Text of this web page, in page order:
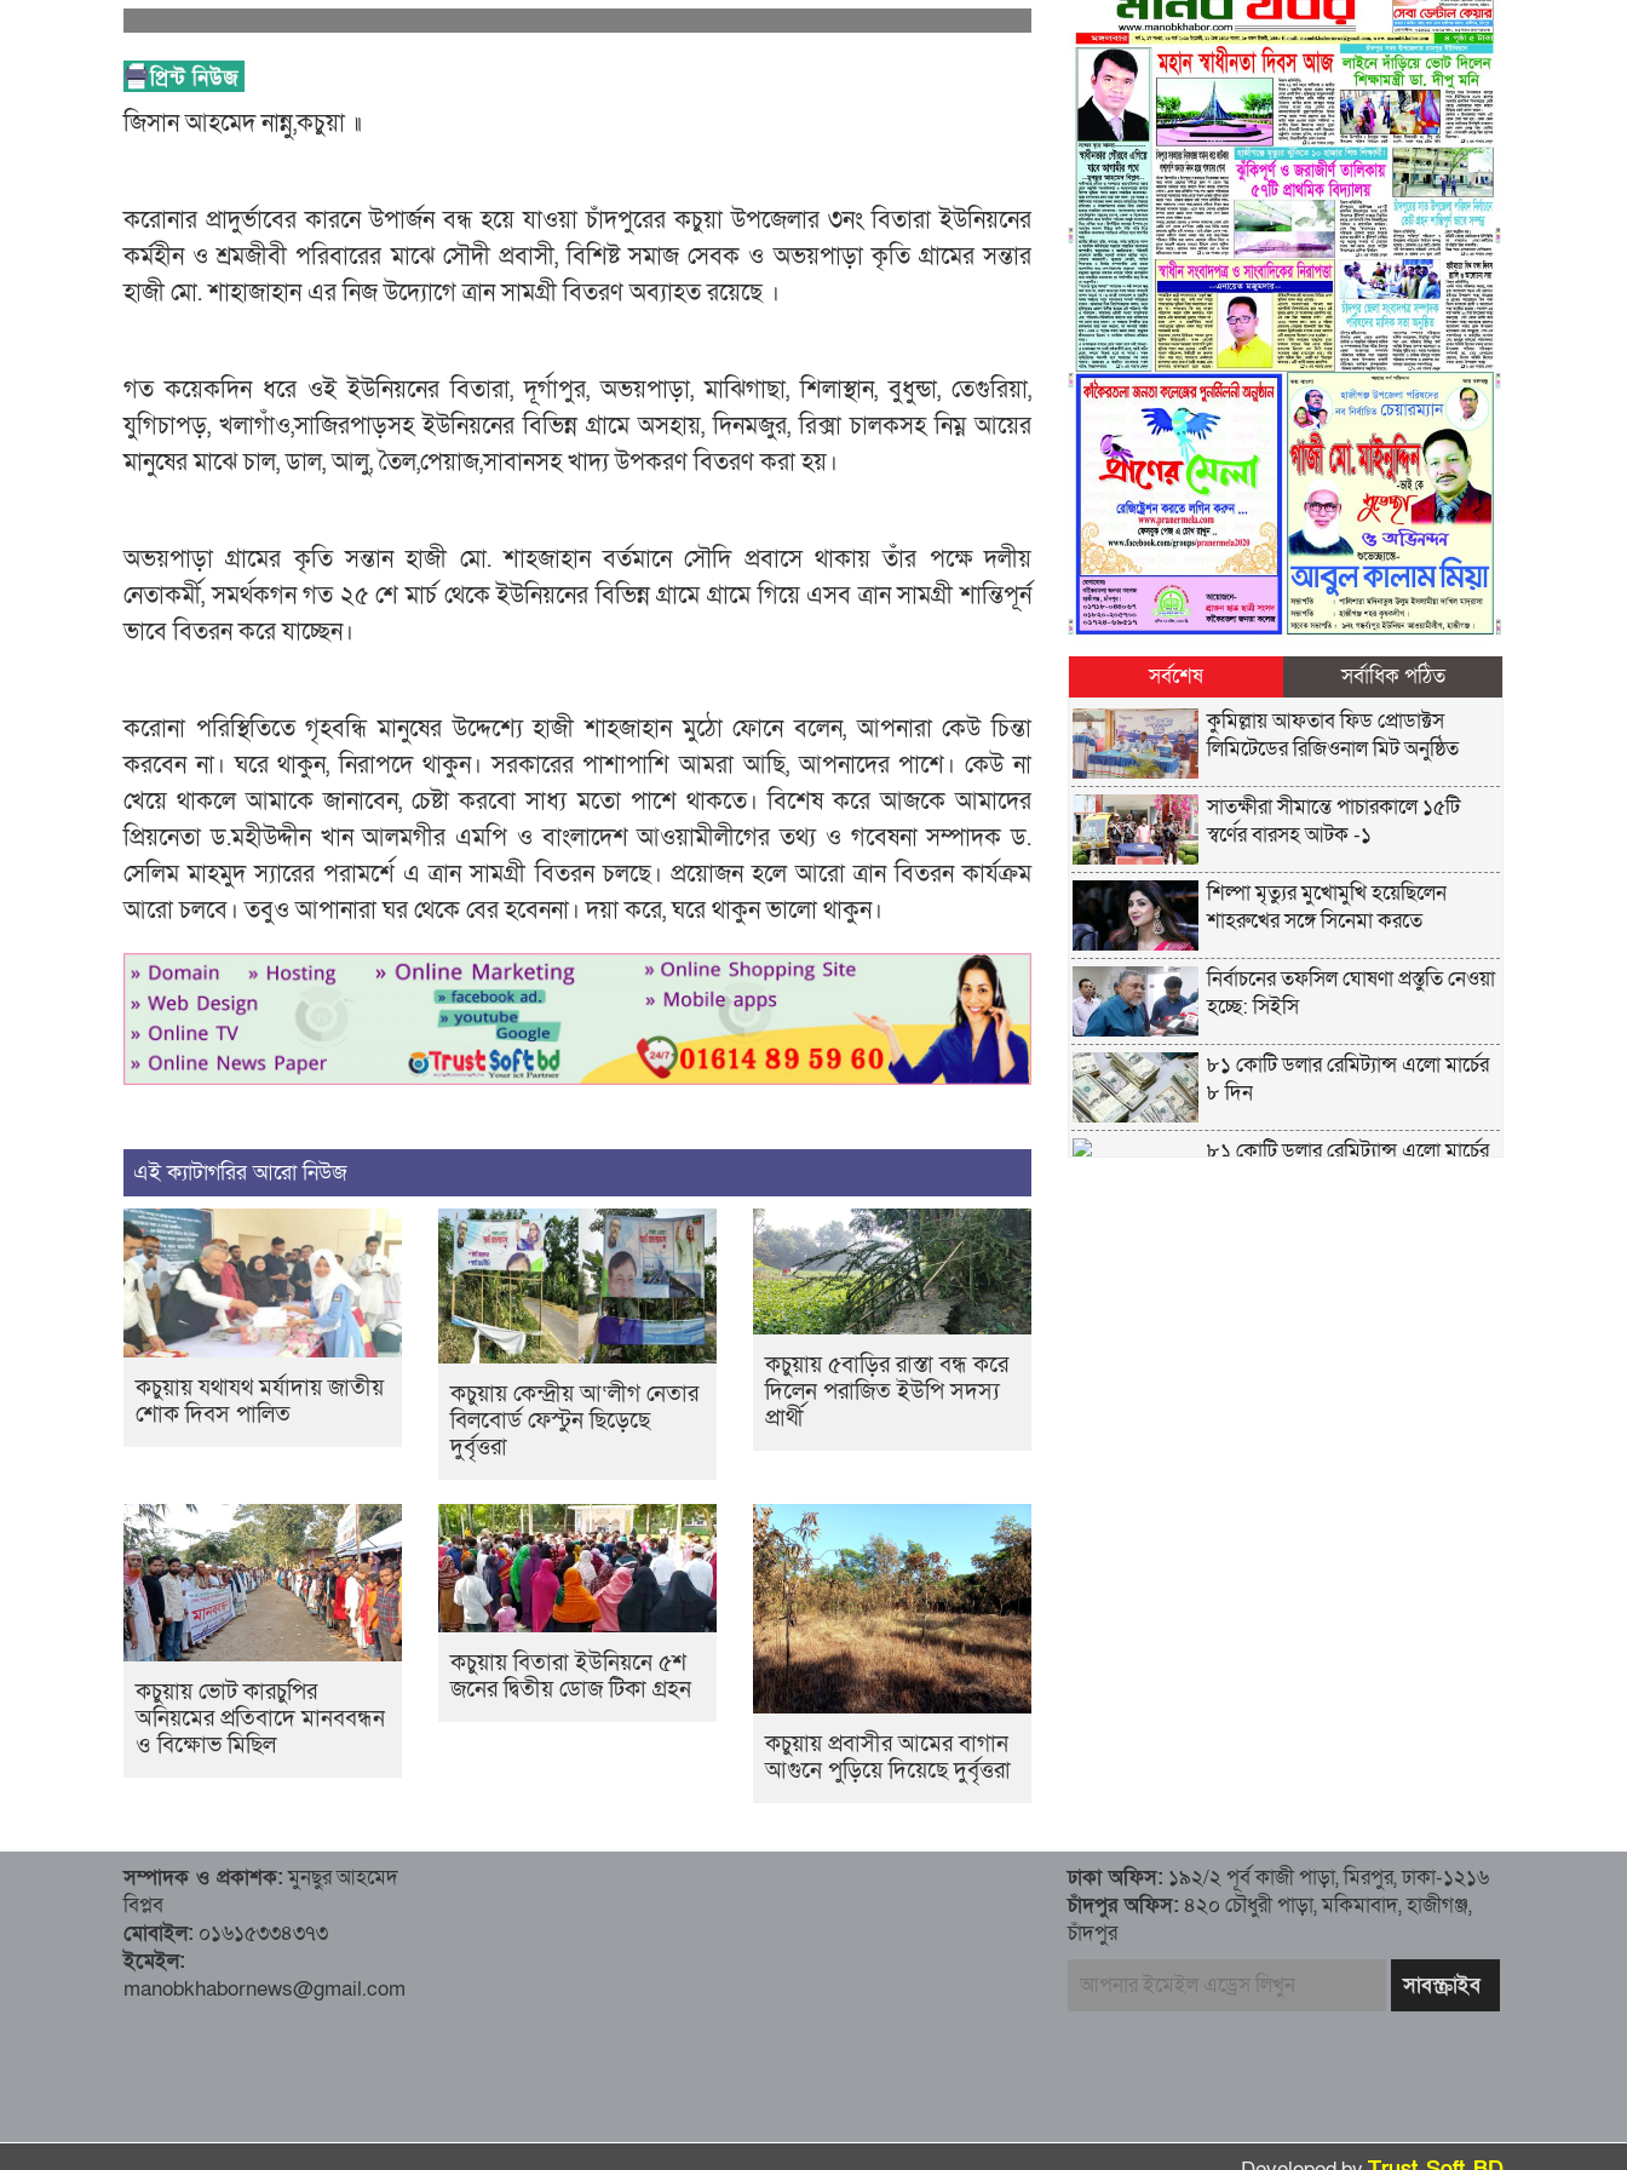
জিসান আহমেদ নান্নু,কচুয়া ॥
করোনার প্রাদুর্ভাবের কারনে উপার্জন বন্ধ হয়ে যাওয়া চাঁদপুরের কচুয়া উপজেলার ৩নং বিতারা ইউনিয়নের
কর্মহীন ও শ্রমজীবী পরিবারের মাঝে সৌদী প্রবাসী, বিশিষ্ট সমাজ সেবক ও অভয়পাড়া কৃতি গ্রামের সন্তার
হাজী মো. শাহাজাহান এর নিজ উদ্যোগে ত্রান সামগ্রী বিতরণ অব্যাহত রয়েছে ।
গত কয়েকদিন ধরে ওই ইউনিয়নের বিতারা, দূর্গাপুর, অভয়পাড়া, মাঝিগাছা, শিলাস্থান, বুধুন্ডা, তেগুরিয়া,
যুগিচাপড়, খলাগাঁও,সাজিরপাড়সহ ইউনিয়নের বিভিন্ন গ্রামে অসহায়, দিনমজুর, রিক্সা চালকসহ নিম্ন আয়ের
মানুষের মাঝে চাল, ডাল, আলু, তৈল,পেয়াজ,সাবানসহ খাদ্য উপকরণ বিতরণ করা হয়।
অভয়পাড়া গ্রামের কৃতি সন্তান হাজী মো. শাহজাহান বর্তমানে সৌদি প্রবাসে থাকায় তাঁর পক্ষে দলীয়
নেতাকর্মী, সমর্থকগন গত ২৫ শে মার্চ থেকে ইউনিয়নের বিভিন্ন গ্রামে গ্রামে গিয়ে এসব ত্রান সামগ্রী শান্তিপূর্ন
ভাবে বিতরন করে যাচ্ছেন।
করোনা পরিস্থিতিতে গৃহবন্ধি মানুষের উদ্দেশ্যে হাজী শাহজাহান মুঠো ফোনে বলেন, আপনারা কেউ চিন্তা
করবেন না। ঘরে থাকুন, নিরাপদে থাকুন। সরকারের পাশাপাশি আমরা আছি, আপনাদের পাশে। কেউ না
খেয়ে থাকলে আমাকে জানাবেন, চেষ্টা করবো সাধ্য মতো পাশে থাকতে। বিশেষ করে আজকে আমাদের
প্রিয়নেতা ড.মহীউদ্দীন খান আলমগীর এমপি ও বাংলাদেশ আওয়ামীলীগের তথ্য ও গবেষনা সম্পাদক ড.
সেলিম মাহমুদ স্যারের পরামর্শে এ ত্রান সামগ্রী বিতরন চলছে। প্রয়োজন হলে আরো ত্রান বিতরন কার্যক্রম
আরো চলবে। তবুও আপানারা ঘর থেকে বের হবেননা। দয়া করে, ঘরে থাকুন ভালো থাকুন।
এই ক্যাটাগরির আরো নিউজ
কচুয়ায় যথাযথ মর্যাদায় জাতীয়
শোক দিবস পালিত
কচুয়ায় কেন্দ্রীয় আ‘লীগ নেতার
বিলবোর্ড ফেস্টুন ছিড়েছে
দুর্বৃত্তরা
কচুয়ায় ৫বাড়ির রাস্তা বন্ধ করে
দিলেন পরাজিত ইউপি সদস্য
প্রার্থী
কচুয়ায় ভোট কারচুপির
অনিয়মের প্রতিবাদে মানববন্ধন
ও বিক্ষোভ মিছিল
কচুয়ায় বিতারা ইউনিয়নে ৫শ
জনের দ্বিতীয় ডোজ টিকা গ্রহন
কচুয়ায় প্রবাসীর আমের বাগান
আগুনে পুড়িয়ে দিয়েছে দুর্বৃত্তরা
সর্বশেষ
সর্বাধিক পঠিত
কুমিল্লায় আফতাব ফিড প্রোডাক্টস
লিমিটেডের রিজিওনাল মিট অনুষ্ঠিত
সাতক্ষীরা সীমান্তে পাচারকালে ১৫টি
স্বর্ণের বারসহ আটক -১
শিল্পা মৃত্যুর মুখোমুখি হয়েছিলেন
শাহরুখের সঙ্গে সিনেমা করতে
নির্বাচনের তফসিল ঘোষণা প্রস্তুতি নেওয়া
হচ্ছে: সিইসি
৮১ কোটি ডলার রেমিট্যান্স এলো মার্চের
৮ দিন
৮১ কোটি ডলার রেমিট্যান্স এলো মার্চের
সম্পাদক ও প্রকাশক:মুনছুর আহমেদ
বিপ্লব
মোবাইল: ০১৬১৫৩৩৪৩৭৩
ইমেইল:
manobkhabornews@gmail.com
ঢাকা অফিস: ১৯২/২ পূর্ব কাজী পাড়া, মিরপুর, ঢাকা-১২১৬
চাঁদপুর অফিস: ৪২০ চৌধুরী পাড়া, মকিমাবাদ, হাজীগঞ্জ,
চাঁদপুর